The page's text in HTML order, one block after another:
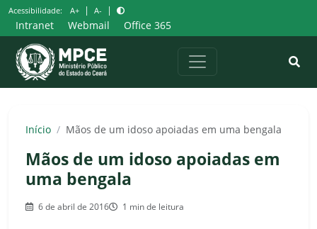
Pular
para
o
conteúdo
Acessibilidade: A+ | A- |
Intranet Webmail Office 365
Início / Mãos de um idoso apoiadas em uma bengala
Mãos de um idoso apoiadas em
uma bengala
6 de abril de 2016 1 min de leitura